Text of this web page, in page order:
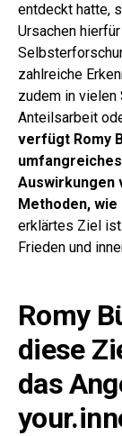
entdeckt hatte,
Ursachen
zahlreiche
zudem in vielen
Anteilsarbeit
verfügt Romy
Auswirkungen
Methoden,
erklärtes Ziel
Frieden und
Romy
diese
das